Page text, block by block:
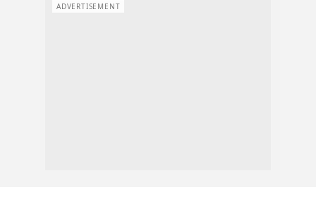
ADVERTISEMENT